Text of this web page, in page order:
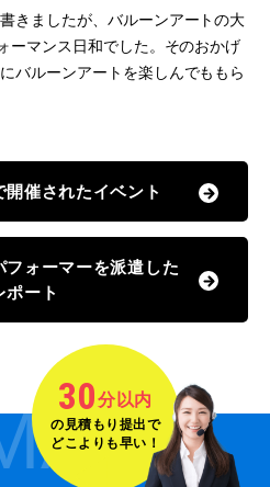
きましたが、バルーンアートの大
ーマンス日和でした。そのおかげ
バルーンアートを楽しんでももら
催されたイベント
フォーマーを派遣した
ポート
30分以内
の見積もり提出で
どこよりも早い！